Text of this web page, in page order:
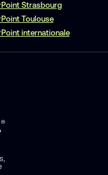
Strasbourg
Toulouse
internationale